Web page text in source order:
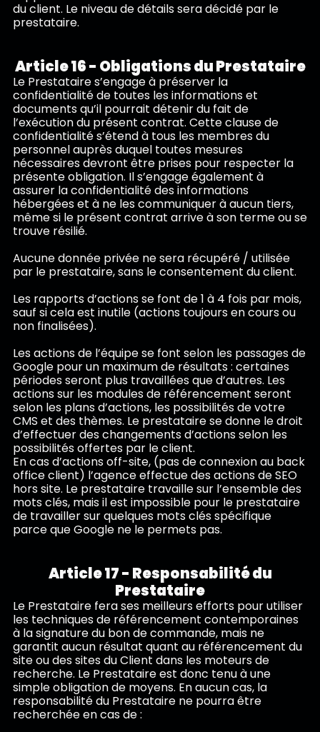
du client. Le niveau de détails sera décidé par le
prestataire.
Article 16 - Obligations du Prestataire
Le Prestataire s’engage à préserver la
confidentialité de toutes les informations et
documents qu’il pourrait détenir du fait de
l’exécution du présent contrat. Cette clause de
confidentialité s’étend à tous les membres du
personnel auprès duquel toutes mesures
nécessaires devront être prises pour respecter la
présente obligation. Il s’engage également à
assurer la confidentialité des informations
hébergées et à ne les communiquer à aucun tiers,
même si le présent contrat arrive à son terme ou se
trouve résilié.
Aucune donnée privée ne sera récupéré / utilisée
par le prestataire, sans le consentement du client.
Les rapports d’actions se font de 1 à 4 fois par mois,
sauf si cela est inutile (actions toujours en cours ou
non finalisées).
Les actions de l’équipe se font selon les passages de
Google pour un maximum de résultats : certaines
périodes seront plus travaillées que d’autres. Les
actions sur les modules de référencement seront
selon les plans d’actions, les possibilités de votre
CMS et des thèmes. Le prestataire se donne le droit
d’effectuer des changements d’actions selon les
possibilités offertes par le client.
En cas d’actions off-site, (pas de connexion au back
office client) l’agence effectue des actions de SEO
hors site. Le prestataire travaille sur l’ensemble des
mots clés, mais il est impossible pour le prestataire
de travailler sur quelques mots clés spécifique
parce que Google ne le permets pas.
Article 17 - Responsabilité du
Prestataire
Le Prestataire fera ses meilleurs efforts pour utiliser
les techniques de référencement contemporaines
à la signature du bon de commande, mais ne
garantit aucun résultat quant au référencement du
site ou des sites du Client dans les moteurs de
recherche. Le Prestataire est donc tenu à une
simple obligation de moyens. En aucun cas, la
responsabilité du Prestataire ne pourra être
recherchée en cas de :